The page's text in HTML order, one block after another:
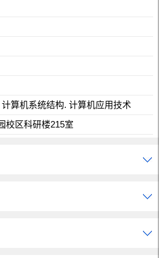
算机系统结构. 计算机应用技术
校区科研楼215室